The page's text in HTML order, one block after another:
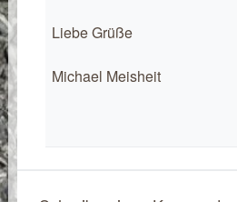
Liebe Grüße
Michael Meisheit